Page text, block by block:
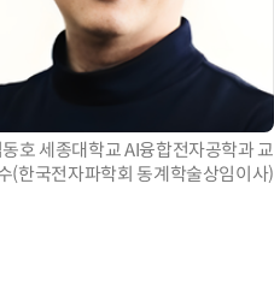
동호 세종대학교 AI융합전자공학과 교
(한국전자파학회 동계학술상임이사)